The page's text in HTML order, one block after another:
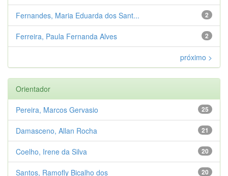
2
Fernandes, Maria Eduarda dos Sant...
2
Ferreira, Paula Fernanda Alves
próximo >
Orientador
25
Pereira, Marcos Gervasio
21
Damasceno, Allan Rocha
20
Coelho, Irene da Silva
20
Santos, Ramofly Bicalho dos